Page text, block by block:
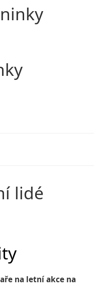
lidé
na letní akce na